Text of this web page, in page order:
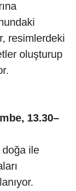
resimlerdeki
oluşturup
13.30–
doğa ile